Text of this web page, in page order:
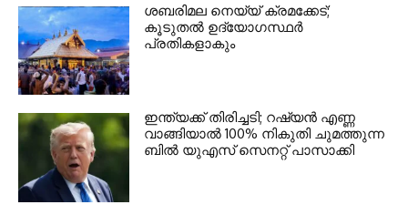
ശബരിമല നെയ്യ് ക്രമക്കേട്;
കൂടുതല്‍ ഉദ്യോഗസ്ഥര്‍
പ്രതികളാകും
ഇന്ത്യക്ക് തിരിച്ചടി; റഷ്യന്‍ എണ്ണ
വാങ്ങിയാല്‍ 100% നികുതി ചുമത്തുന്ന
ബില്‍ യുഎസ് സെനറ്റ് പാസാക്കി